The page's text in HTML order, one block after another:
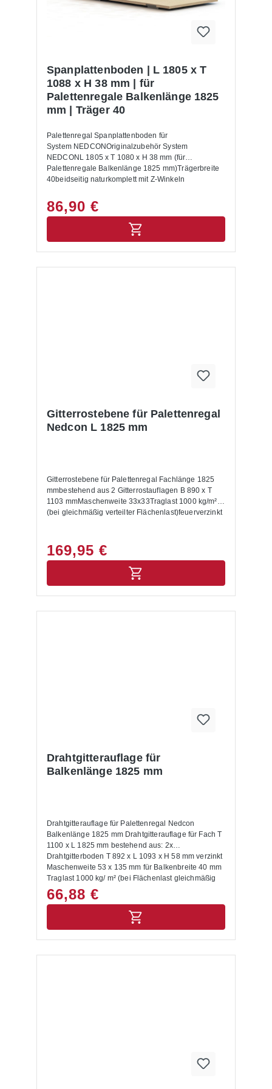
drin enthalten:- Bodenanker- Unterlegbleche-
Abmessungen 1200 x 800 mm geeignet. Für andere
Paletten Maße setzen Sie sich bitte mit uns in
Verbindung.Alle Lastangaben gelten bei einer
Fachhöhe von 1200 mm sowie für eine gleichmäßig
verteilte Last. Die Palettenregale sind nicht zur
Anlieferung erfolgt zerlegt mit Aufbauanleitung.
Spanplattenboden | L 1805 x T
1088 x H 38 mm | für
Palettenregale Balkenlänge 1825
mm | Träger 40
Palettenregal Spanplattenboden für
System NEDCONOriginalzubehör System
NEDCONL 1805 x T 1080 x H 38 mm (für
Palettenregale Balkenlänge 1825 mm)Trägerbreite
40beidseitig naturkomplett mit Z-Winkeln
86,90 €
Gitterrostebene für Palettenregal
Nedcon L 1825 mm
Gitterrostebene für Palettenregal Fachlänge 1825
mmbestehend aus 2 Gitterrostauflagen B 890 x T
1103 mmMaschenweite 33x33Traglast 1000 kg/m²
(bei gleichmäßig verteilter Flächenlast)feuerverzinkt
169,95 €
Drahtgitterauflage für
Balkenlänge 1825 mm
Drahtgitterauflage für Palettenregal Nedcon
Balkenlänge 1825 mm Drahtgitterauflage für Fach T
1100 x L 1825 mm bestehend aus: 2x
Drahtgitterboden T 892 x L 1093 x H 58 mm verzinkt
Maschenweite 53 x 135 mm für Balkenbreite 40 mm
Traglast 1000 kg/ m² (bei Flächenlast gleichmäßig
verteilter Last, Punkt- und Streckenlasten sind nicht
berücksichtigt)
66,88 €